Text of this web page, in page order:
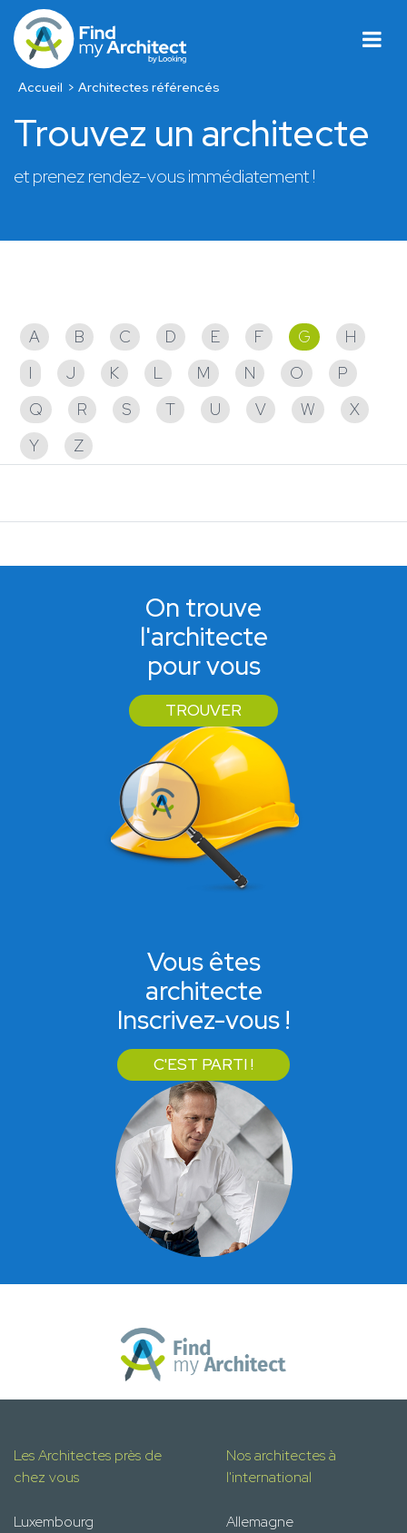
Accueil Architectes référencés
Trouvez un architecte
et prenez rendez-vous immédiatement !
A B C D E F G
H
I
J K L M N O
P
Q
R S T U V W
X
Y
Z
On trouve
l'architecte
pour vous
TROUVER
Vous êtes
architecte
Inscrivez-vous !
C'EST PARTI !
Les Architectes près de
chez vous
Luxembourg
Nos architectes à
l'international
Allemagne